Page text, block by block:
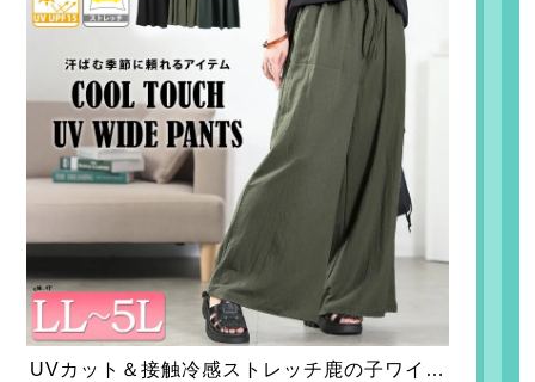
UVカット＆接触冷感ストレッチ鹿の子ワイド